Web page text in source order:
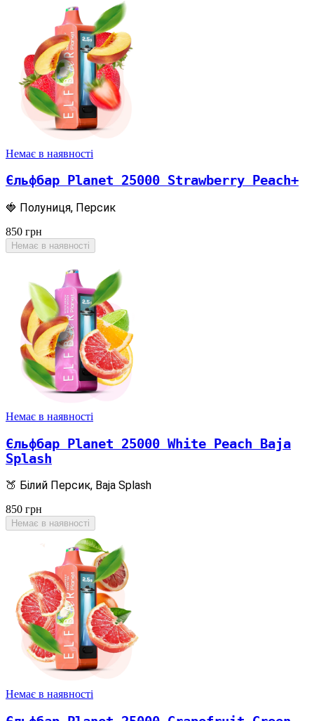
Немає в наявності
Єльфбар Planet 25000 Strawberry Peach+
🍓 Полуниця, Персик
850 грн
Немає в наявності
Немає в наявності
Єльфбар Planet 25000 White Peach Baja
Splash
🍑 Білий Персик, Baja Splash
850 грн
Немає в наявності
Немає в наявності